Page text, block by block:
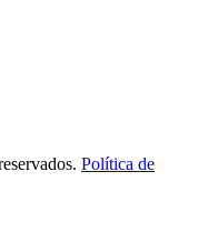
Política de